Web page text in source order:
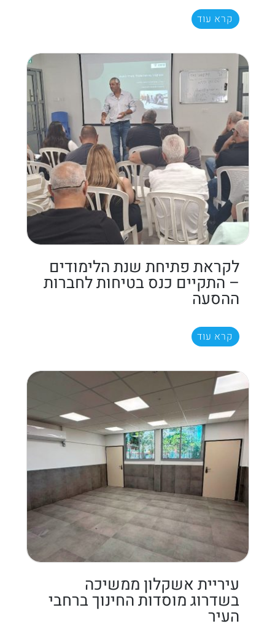
קרא עוד
לקראת פתיחת שנת הלימודים
– התקיים כנס בטיחות לחברות
ההסעה
קרא עוד
עיריית אשקלון ממשיכה
בשדרוג מוסדות החינוך ברחבי
העיר